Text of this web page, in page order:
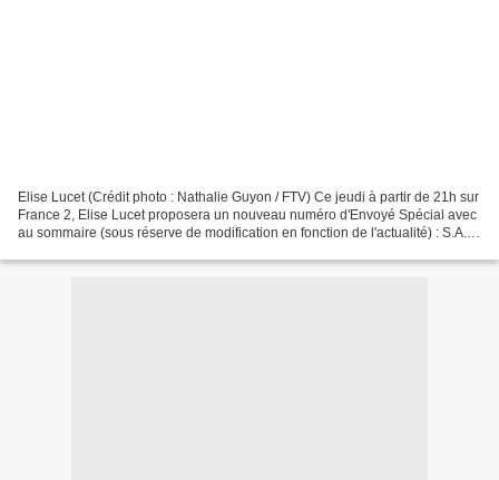
Elise Lucet (Crédit photo : Nathalie Guyon / FTV) Ce jeudi à partir de 21h sur
France 2, Elise Lucet proposera un nouveau numéro d'Envoyé Spécial avec
au sommaire (sous réserve de modification en fonction de l'actualité) : S.A.V.,